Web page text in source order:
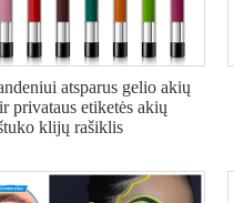
atsparus gelio akių
privataus etiketės akių
klijų rašiklis